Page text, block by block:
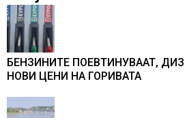
БЕНЗИНИТЕ ПОЕВТИНУВААТ,
НОВИ ЦЕНИ НА ГОРИВАТА